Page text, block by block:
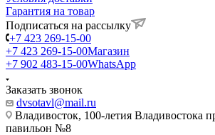
Гарантия на товар
Подписаться на рассылку
+7 423 269-15-00
+7 423 269-15-00Магазин
+7 902 483-15-00WhatsApp
Заказать звонок
dvsotavl@mail.ru
Владивосток, 100-летия Владивостока
павильон №8